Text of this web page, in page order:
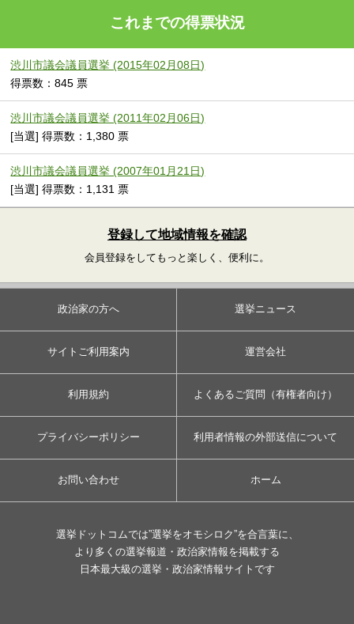
これまでの得票状況
渋川市議会議員選挙 (2015年02月08日)
得票数：845 票
渋川市議会議員選挙 (2011年02月06日)
[当選] 得票数：1,380 票
渋川市議会議員選挙 (2007年01月21日)
[当選] 得票数：1,131 票
登録して地域情報を確認
会員登録をしてもっと楽しく、便利に。
政治家の方へ 選挙ニュース
サイトご利用案内 運営会社
利用規約 よくあるご質問（有権者向け）
プライバシーポリシー 利用者情報の外部送信について
お問い合わせ ホーム
選挙ドットコムでは”選挙をオモシロク”を合言葉に、
より多くの選挙報道・政治家情報を掲載する
日本最大級の選挙・政治家情報サイトです